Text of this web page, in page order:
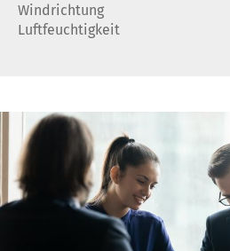
Windrichtung
Luftfeuchtigkeit